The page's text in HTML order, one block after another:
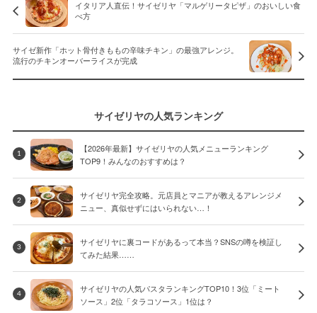
イタリア人直伝！サイゼリヤ「マルゲリータピザ」のおいしい食
べ方
サイゼ新作「ホット骨付きももの辛味チキン」の最強アレンジ。
流行のチキンオーバーライスが完成
サイゼリヤの人気ランキング
1
【2026年最新】サイゼリヤの人気メニューランキング
TOP9！みんなのおすすめは？
2
サイゼリヤ完全攻略。元店員とマニアが教えるアレンジメ
ニュー、真似せずにはいられない…！
3
サイゼリヤに裏コードがあるって本当？SNSの噂を検証し
てみた結果……
4
サイゼリヤの人気パスタランキングTOP10！3位「ミート
ソース」2位「タラコソース」1位は？